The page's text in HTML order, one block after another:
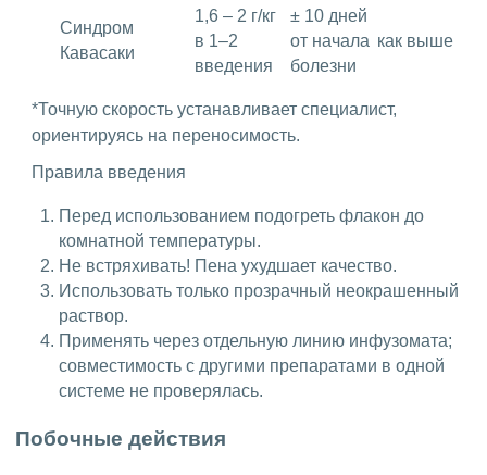
Синдром
Кавасаки
1,6 – 2 г/кг
в 1–2
введения
± 10 дней
от начала
болезни
как выше
*Точную скорость устанавливает специалист,
ориентируясь на переносимость.
Правила введения
Перед использованием подогреть флакон до
комнатной температуры.
Не встряхивать! Пена ухудшает качество.
Использовать только прозрачный неокрашенный
раствор.
Применять через отдельную линию инфузомата;
совместимость с другими препаратами в одной
системе не проверялась.
Побочные действия